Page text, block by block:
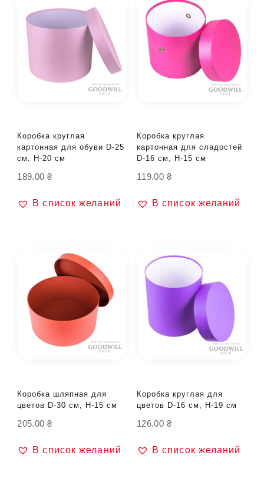
Коробка круглая
картонная для обуви D-25
см, H-20 см
189.00 ₴
В список желаний
Коробка круглая
картонная для сладостей
D-16 см, H-15 см
119.00 ₴
В список желаний
Коробка шляпная для
цветов D-30 см, H-15 см
205.00 ₴
В список желаний
Коробка круглая для
цветов D-16 см, H-19 см
126.00 ₴
В список желаний